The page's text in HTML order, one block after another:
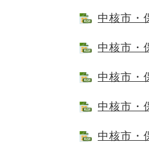
中核市・
中核市・
中核市・
中核市・
中核市・